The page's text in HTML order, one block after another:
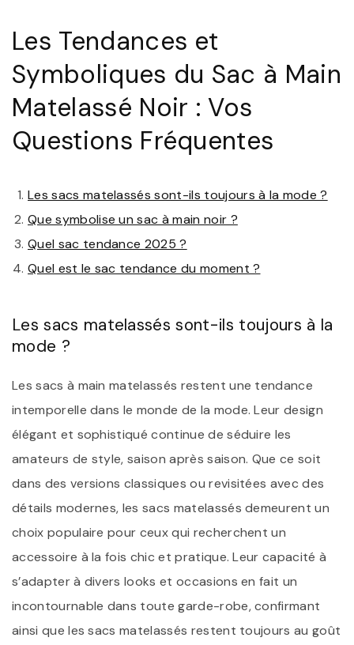
Les Tendances et
Symboliques du Sac à Main
Matelassé Noir : Vos
Questions Fréquentes
Les sacs matelassés sont-ils toujours à la mode ?
Que symbolise un sac à main noir ?
Quel sac tendance 2025 ?
Quel est le sac tendance du moment ?
Les sacs matelassés sont-ils toujours à la
mode ?
Les sacs à main matelassés restent une tendance
intemporelle dans le monde de la mode. Leur design
élégant et sophistiqué continue de séduire les
amateurs de style, saison après saison. Que ce soit
dans des versions classiques ou revisitées avec des
détails modernes, les sacs matelassés demeurent un
choix populaire pour ceux qui recherchent un
accessoire à la fois chic et pratique. Leur capacité à
s’adapter à divers looks et occasions en fait un
incontournable dans toute garde-robe, confirmant
ainsi que les sacs matelassés restent toujours au goût